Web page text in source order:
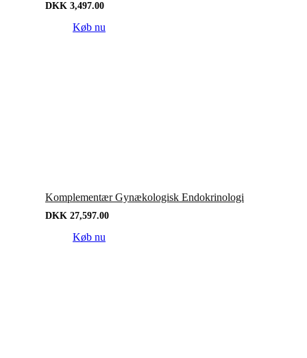
DKK 3,497.00
Køb nu
Komplementær Gynækologisk Endokrinologi
DKK 27,597.00
Køb nu